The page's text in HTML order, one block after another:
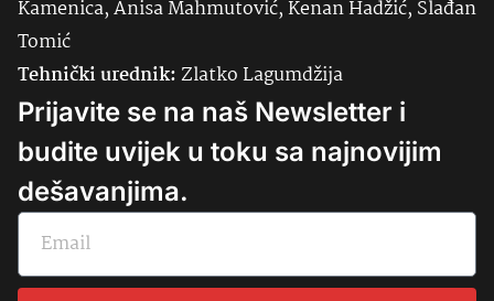
Kamenica, Anisa Mahmutović, Kenan Hadžić, Slađan
Tomić
Tehnički urednik:Zlatko Lagumdžija
Prijavite se na naš Newsletter i
budite uvijek u toku sa najnovijim
dešavanjima.